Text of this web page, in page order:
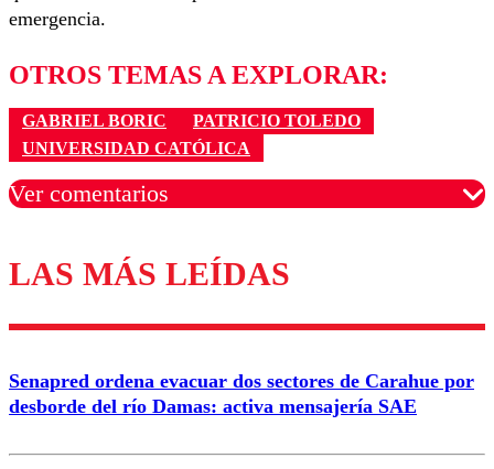
emergencia.
OTROS TEMAS A EXPLORAR:
GABRIEL BORIC
PATRICIO TOLEDO
UNIVERSIDAD CATÓLICA
Ver comentarios
Los comentarios son moderados para garantizar un
diálogo respetuoso.
Nombre
Correo
LAS MÁS LEÍDAS
Senapred ordena evacuar dos sectores de Carahue por
desborde del río Damas: activa mensajería SAE